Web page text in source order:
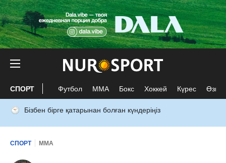
СПОРТ Футбол ММА Бокс Хоккей Күрес Өзге
Бізбен бірге қатарынан болған күндеріңіз
СПОРТ ММА